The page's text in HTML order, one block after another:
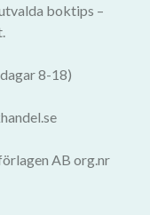
boktips –
8-18)
AB org.nr